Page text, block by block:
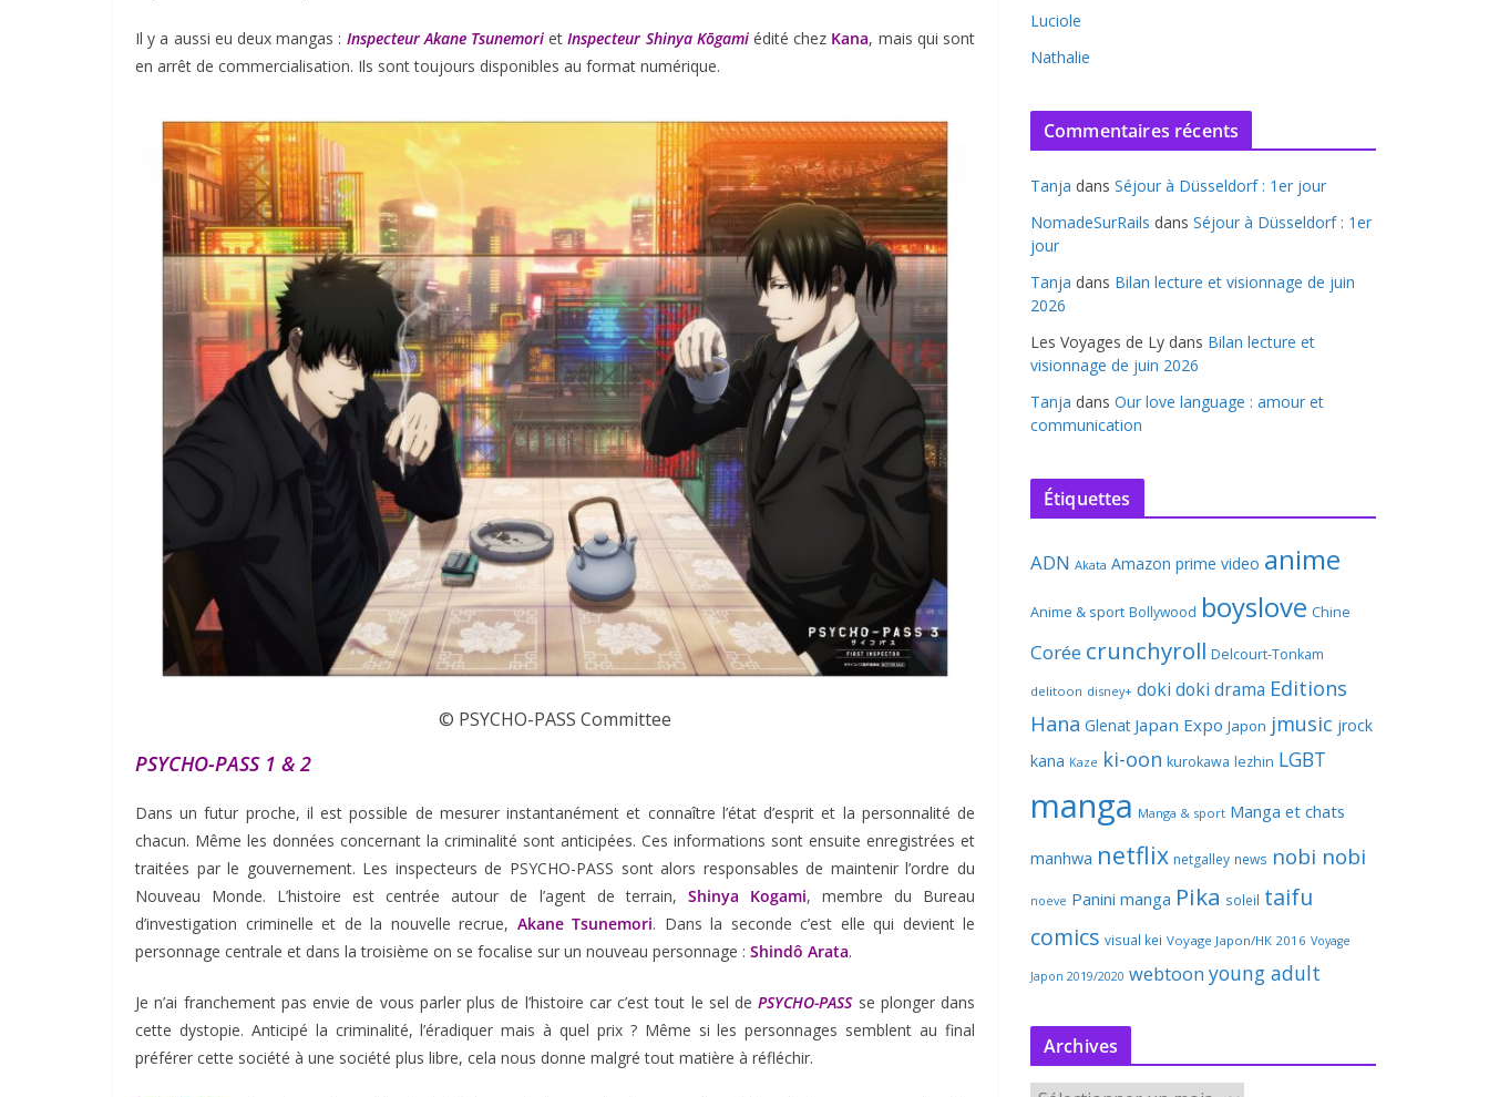
Il y a aussi eu deux mangas : Inspecteur Akane Tsunemori etInspecteur Shinya Kōgami édité chez Kana, mais qui sont
en arrêt de commercialisation. Ils sont toujours disponibles au format numérique.
© PSYCHO-PASS Committee
PSYCHO-PASS 1 & 2
Dans un futur proche, il est possible de mesurer instantanément et connaître l’état d’esprit et la personnalité de
chacun. Même les données concernant la criminalité sont anticipées. Ces informations sont ensuite enregistrées et
traitées par le gouvernement. Les inspecteurs de PSYCHO-PASS sont alors responsables de maintenir l’ordre du
Nouveau Monde. L’histoire est centrée autour de l’agent de terrain, Shinya Kogami, membre du Bureau
d’investigation criminelle et de la nouvelle recrue, Akane Tsunemori. Dans la seconde c’est elle qui devient le
personnage centrale et dans la troisième on se focalise sur un nouveau personnage : Shindô Arata.
Je n’ai franchement pas envie de vous parler plus de l’histoire car c’est tout le sel dePSYCHO-PASSse plonger dans
cette dystopie. Anticipé la criminalité, l’éradiquer mais à quel prix ? Même si les personnages semblent au final
préférer cette société à une société plus libre, cela nous donne malgré tout matière à réfléchir.
Luciole
Nathalie
Commentaires récents
Tanja dans Séjour à Düsseldorf : 1er jour
NomadeSurRails dans Séjour à Düsseldorf : 1er
jour
Tanja dans Bilan lecture et visionnage de juin
2026
Les Voyages de Ly dans Bilan lecture et
visionnage de juin 2026
Tanja dans Our love language : amour et
communication
Étiquettes
ADN Akata Amazon prime video anime
Anime & sport Bollywood boyslove Chine
Corée crunchyroll Delcourt-Tonkam
delitoon disney+ doki doki drama Editions
Hana Glenat Japan Expo Japon jmusic jrock
kana Kaze ki-oon kurokawa lezhin LGBT
manga Manga & sport Manga et chats
manhwa netflix netgalley news nobi nobi
noeve Panini manga Pika soleil taifu
comics visual kei Voyage Japon/HK 2016 Voyage
Japon 2019/2020 webtoon young adult
Archives